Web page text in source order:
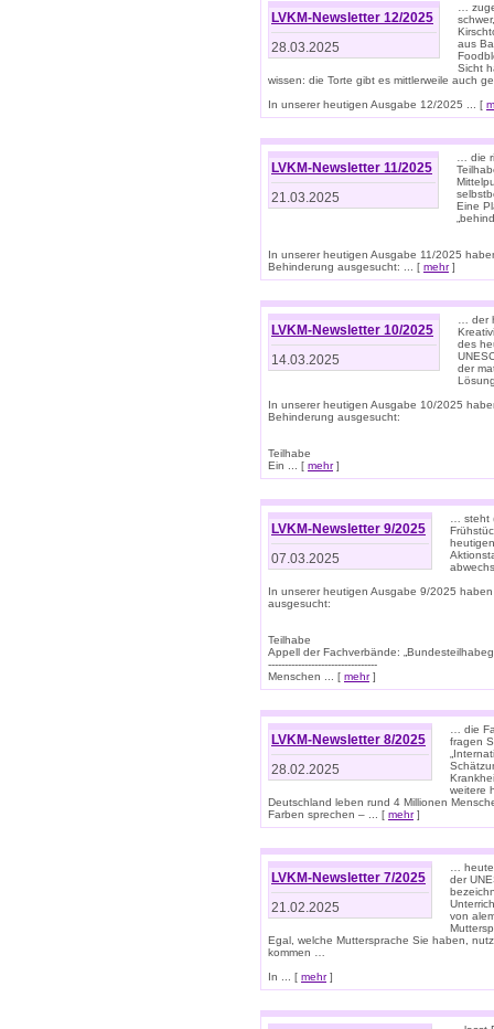
LVKM-Newsletter 12/2025
28.03.2025
…
aus
Sicht
wissen: die Torte gibt es mittlerweile auch
In unserer heutigen Ausgabe 12/2025 ... [
LVKM-Newsletter 11/2025
21.03.2025
… die
Eine
In unserer heutigen Ausgabe 11/2025
Behinderung ausgesucht: ... [ mehr]
LVKM-Newsletter 10/2025
14.03.2025
… der
des
der
In unserer heutigen Ausgabe 10/2025
Behinderung ausgesucht:
Teilhabe
Ein ... [ mehr]
LVKM-Newsletter 9/2025
07.03.2025
… steht
In unserer heutigen Ausgabe 9/2025
ausgesucht:
Teilhabe
Appell der Fachverbände:
---------------------------------
Menschen ... [ mehr]
LVKM-Newsletter 8/2025
28.02.2025
… die
fragen
weitere
Deutschland leben rund 4 Millionen
Farben sprechen – ... [ mehr]
LVKM-Newsletter 7/2025
21.02.2025
…
der
von
Egal, welche Muttersprache Sie haben,
kommen …
In ... [ mehr]